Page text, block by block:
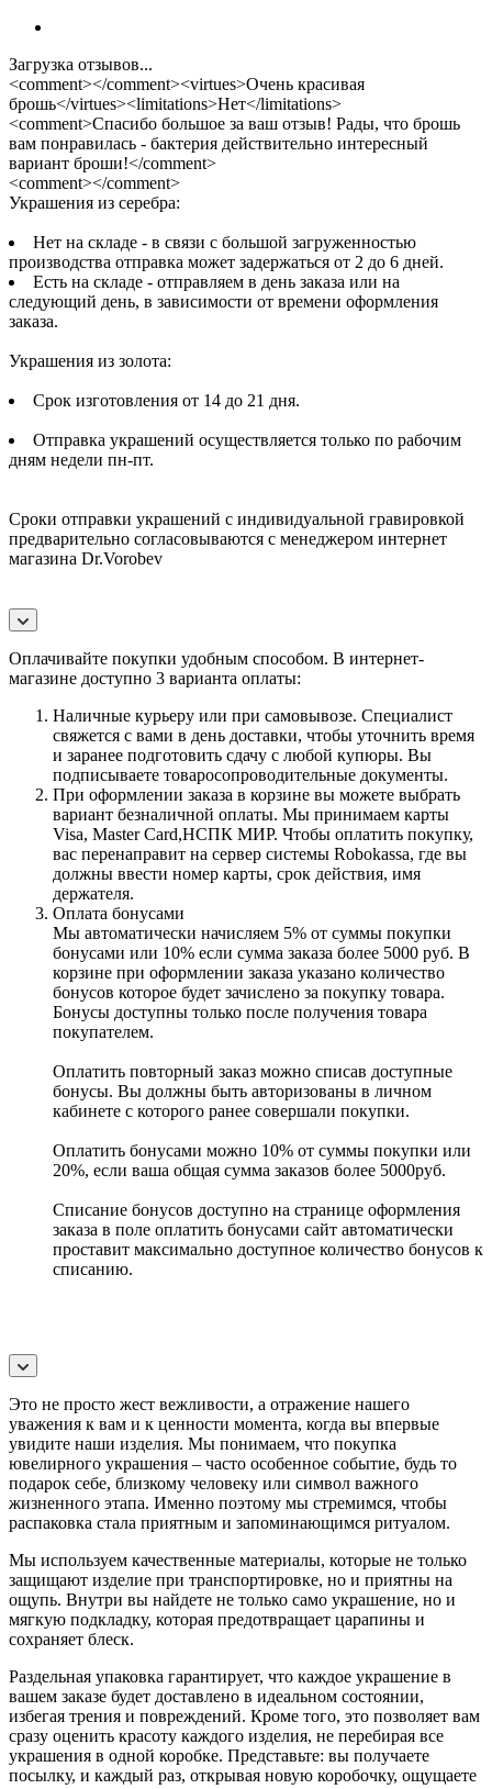
Загрузка отзывов...
<comment></comment><virtues>Очень красивая
брошь</virtues><limitations>Нет</limitations>
<comment>Спасибо большое за ваш отзыв! Рады, что брошь
вам понравилась - бактерия действительно интересный
вариант броши!</comment>
<comment></comment>
Украшения из серебра:
Нет на складе - в связи с большой загруженностью
производства отправка может задержаться от 2 до 6 дней.
Есть на складе - отправляем в день заказа или на
следующий день, в зависимости от времени оформления
заказа.
Украшения из золота:
Срок изготовления от 14 до 21 дня.
Отправка украшений осуществляется только по рабочим
дням недели пн-пт.
Сроки отправки украшений с индивидуальной гравировкой
предварительно согласовываются с менеджером интернет
магазина Dr.Vorobev
Оплачивайте покупки удобным способом. В интернет-
магазине доступно 3 варианта оплаты:
Наличные курьеру или при самовывозе. Специалист
свяжется с вами в день доставки, чтобы уточнить время
и заранее подготовить сдачу с любой купюры. Вы
подписываете товаросопроводительные документы.
При оформлении заказа в корзине вы можете выбрать
вариант безналичной оплаты. Мы принимаем карты
Visa, Master Card,НСПК МИР. Чтобы оплатить покупку,
вас перенаправит на сервер системы Robokassa, где вы
должны ввести номер карты, срок действия, имя
держателя.
Оплата бонусами
Мы автоматически начисляем 5% от суммы покупки
бонусами или 10% если сумма заказа более 5000 руб. В
корзине при оформлении заказа указано количество
бонусов которое будет зачислено за покупку товара.
Бонусы доступны только после получения товара
покупателем.
Оплатить повторный заказ можно списав доступные
бонусы. Вы должны быть авторизованы в личном
кабинете с которого ранее совершали покупки.
Оплатить бонусами можно 10% от суммы покупки или
20%, если ваша общая сумма заказов более 5000руб.
Списание бонусов доступно на странице оформления
заказа в поле оплатить бонусами сайт автоматически
проставит максимально доступное количество бонусов к
списанию.
Это не просто жест вежливости, а отражение нашего
уважения к вам и к ценности момента, когда вы впервые
увидите наши изделия. Мы понимаем, что покупка
ювелирного украшения – часто особенное событие, будь то
подарок себе, близкому человеку или символ важного
жизненного этапа. Именно поэтому мы стремимся, чтобы
распаковка стала приятным и запоминающимся ритуалом.
Мы используем качественные материалы, которые не только
защищают изделие при транспортировке, но и приятны на
ощупь. Внутри вы найдете не только само украшение, но и
мягкую подкладку, которая предотвращает царапины и
сохраняет блеск.
Раздельная упаковка гарантирует, что каждое украшение в
вашем заказе будет доставлено в идеальном состоянии,
избегая трения и повреждений. Кроме того, это позволяет вам
сразу оценить красоту каждого изделия, не перебирая все
украшения в одной коробке. Представьте: вы получаете
посылку, и каждый раз, открывая новую коробочку, ощущаете